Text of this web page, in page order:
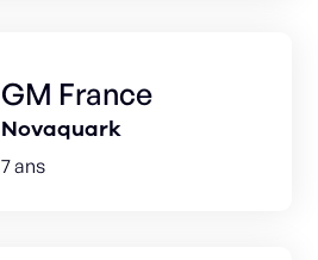
GM France
Novaquark
7 ans